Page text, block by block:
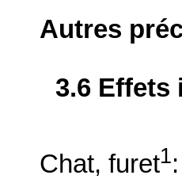
Autres
3.6 Effets
Chat, furet1: